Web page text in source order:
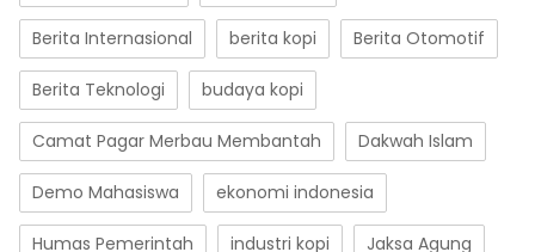
Berita Internasional berita kopi Berita Otomotif
Berita Teknologi budaya kopi
Camat Pagar Merbau Membantah Dakwah Islam
Demo Mahasiswa ekonomi indonesia
Humas Pemerintah industri kopi Jaksa Agung